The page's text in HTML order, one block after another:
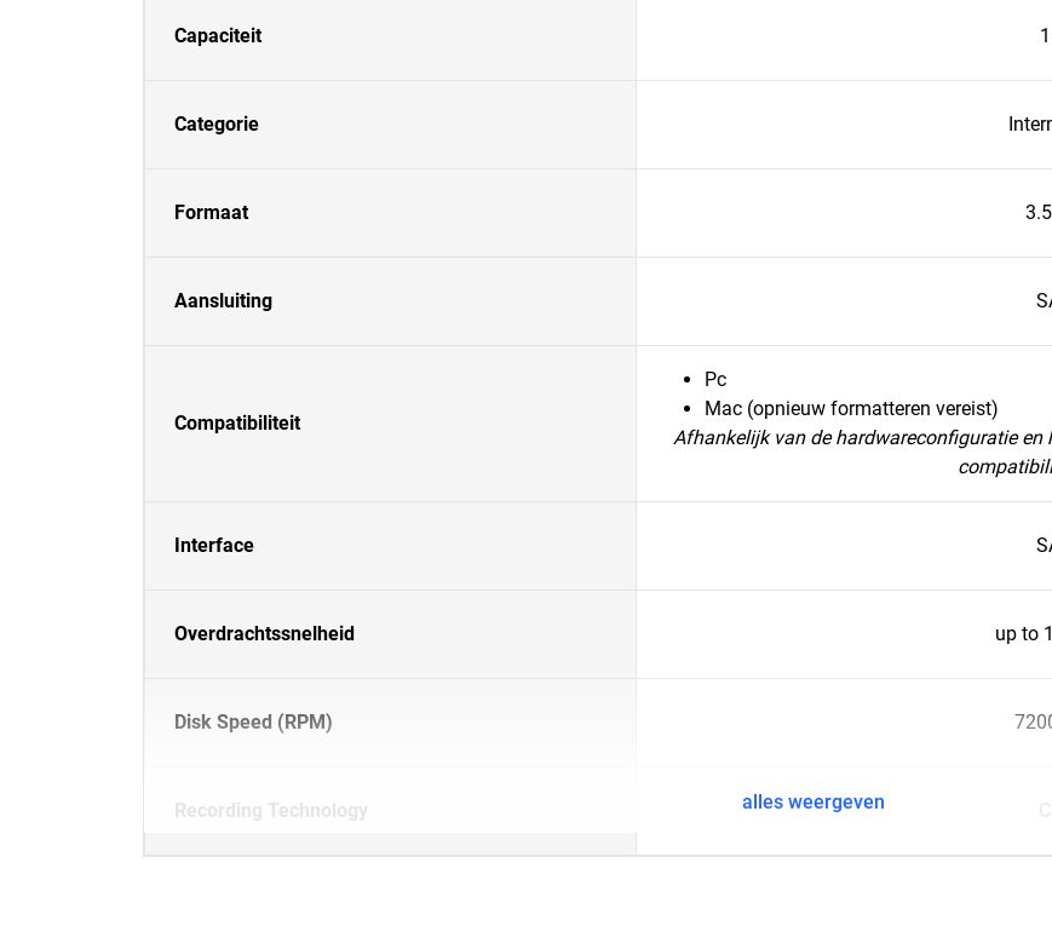
Capaciteit
Categorie
Formaat
Aansluiting
Compatibiliteit
Pc
Mac (opnieuw formatteren vereist)
Afhankelijk van de hardwareconfiguratie en
Interface
Overdrachtssnelheid up to
Disk Speed (RPM)
Recording Technology alles weergeven